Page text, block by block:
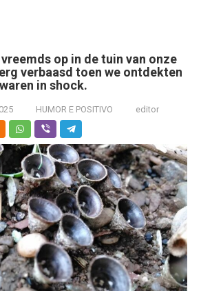
op in de tuin van onze
verbaasd toen we ontdekten
in shock.
HUMOR E POSITIVO editor